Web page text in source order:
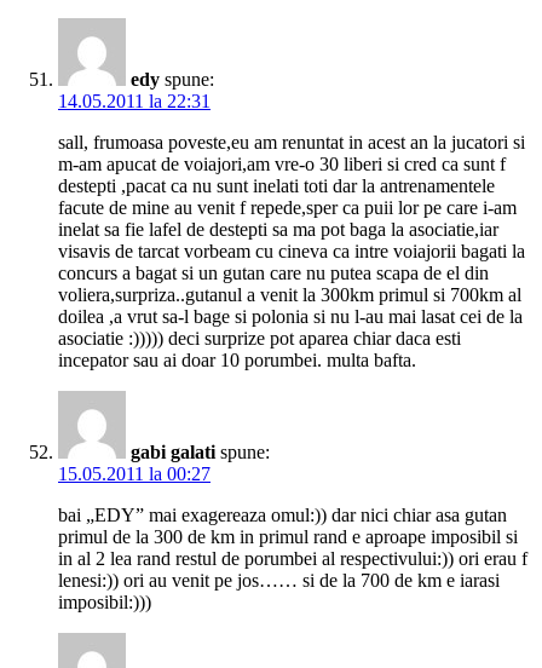
edy spune:
14.05.2011 la 22:31
sall, frumoasa poveste,eu am renuntat in acest an la jucatori si
m-am apucat de voiajori,am vre-o 30 liberi si cred ca sunt f
destepti ,pacat ca nu sunt inelati toti dar la antrenamentele
facute de mine au venit f repede,sper ca puii lor pe care i-am
inelat sa fie lafel de destepti sa ma pot baga la asociatie,iar
visavis de tarcat vorbeam cu cineva ca intre voiajorii bagati la
concurs a bagat si un gutan care nu putea scapa de el din
voliera,surpriza..gutanul a venit la 300km primul si 700km al
doilea ,a vrut sa-l bage si polonia si nu l-au mai lasat cei de la
asociatie :))))) deci surprize pot aparea chiar daca esti
incepator sau ai doar 10 porumbei. multa bafta.
gabi galati spune:
15.05.2011 la 00:27
bai „EDY” mai exagereaza omul:)) dar nici chiar asa gutan
primul de la 300 de km in primul rand e aproape imposibil si
in al 2 lea rand restul de porumbei al respectivului:)) ori erau f
lenesi:)) ori au venit pe jos…… si de la 700 de km e iarasi
imposibil:)))